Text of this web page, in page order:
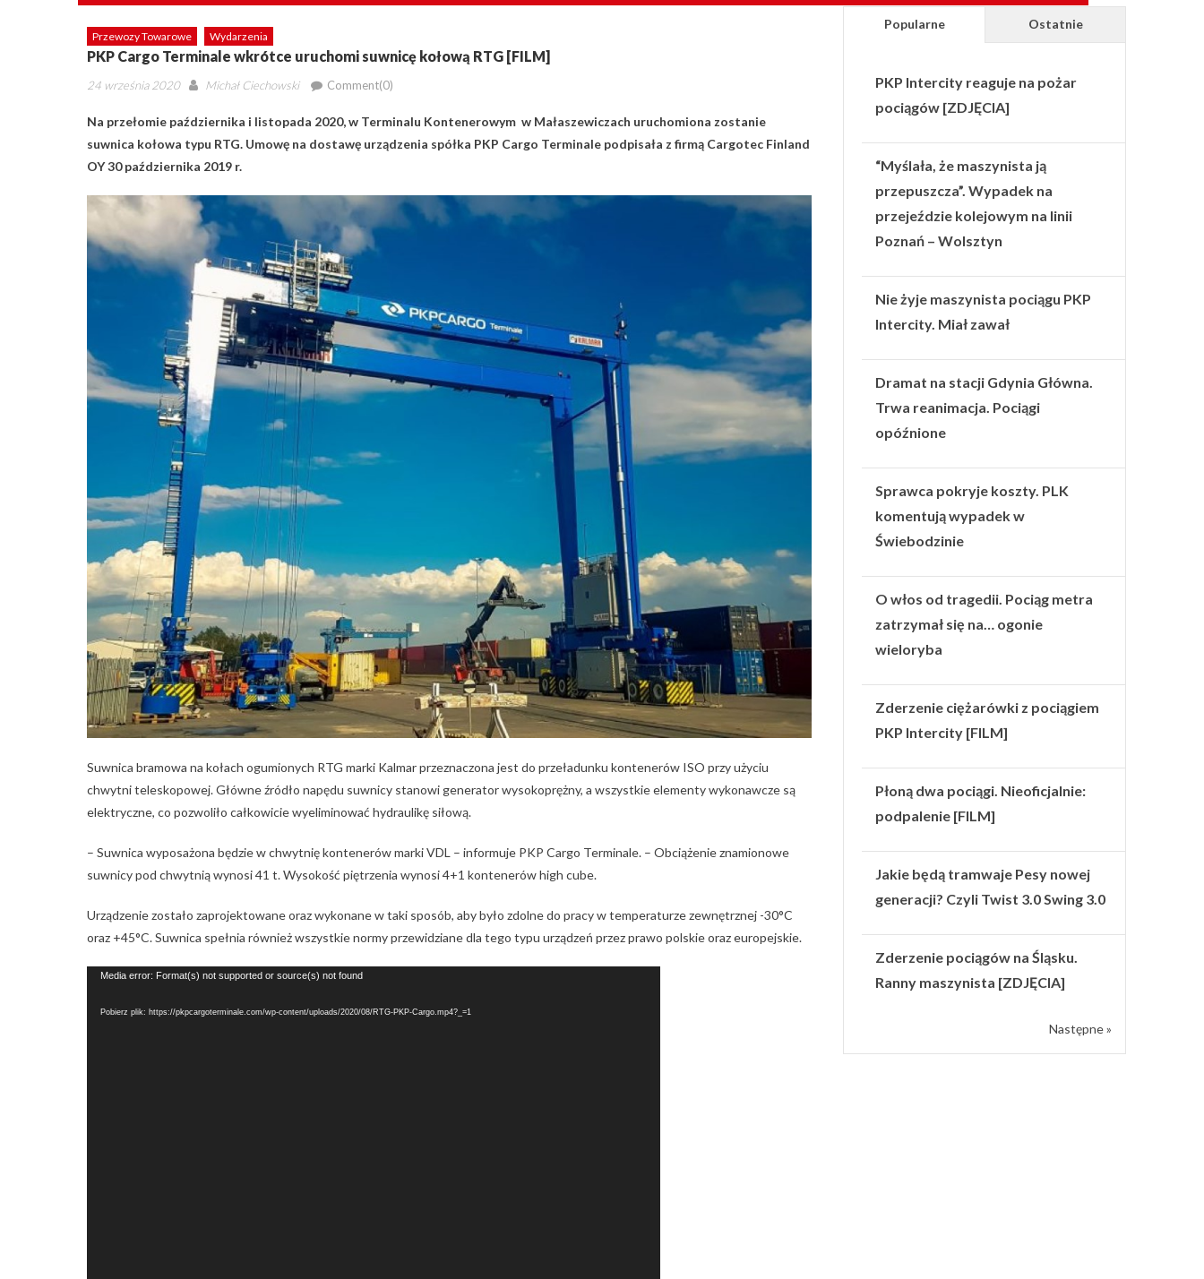
Przewozy Towarowe Wydarzenia
PKP Cargo Terminale wkrótce uruchomi suwnicę kołową RTG [FILM]
Posted
24 września 2020 Author
Michał Ciechowski Comment(0)
Na przełomie października i listopada 2020, w Terminalu Kontenerowym w Małaszewiczach uruchomiona zostanie
suwnica kołowa typu RTG. Umowę na dostawę urządzenia spółka PKP Cargo Terminale podpisała z firmą Cargotec Finland
OY 30 października 2019 r.
Suwnica bramowa na kołach ogumionych RTG marki Kalmar przeznaczona jest do przeładunku kontenerów ISO przy użyciu
chwytni teleskopowej. Główne źródło napędu suwnicy stanowi generator wysokoprężny, a wszystkie elementy wykonawcze są
elektryczne, co pozwoliło całkowicie wyeliminować hydraulikę siłową.
– Suwnica wyposażona będzie w chwytnię kontenerów marki VDL – informuje PKP Cargo Terminale. – Obciążenie znamionowe
suwnicy pod chwytnią wynosi 41 t. Wysokość piętrzenia wynosi 4+1 kontenerów high cube.
Urządzenie zostało zaprojektowane oraz wykonane w taki sposób, aby było zdolne do pracy w temperaturze zewnętrznej -30°C
oraz +45°C. Suwnica spełnia również wszystkie normy przewidziane dla tego typu urządzeń przez prawo polskie oraz europejskie.
Odtwarzacz
Media error: Format(s) not supported or source(s) not found
Pobierz plik: https://pkpcargoterminale.com/wp-content/uploads/2020/08/RTG-PKP-Cargo.mp4?_=1
Popularne Ostatnie
PKP Intercity reaguje na pożar
pociągów [ZDJĘCIA]
“Myślała, że maszynista ją
przepuszcza”. Wypadek na
przejeździe kolejowym na linii
Poznań – Wolsztyn
Nie żyje maszynista pociągu PKP
Intercity. Miał zawał
Dramat na stacji Gdynia Główna.
Trwa reanimacja. Pociągi
opóźnione
Sprawca pokryje koszty. PLK
komentują wypadek w
Świebodzinie
O włos od tragedii. Pociąg metra
zatrzymał się na… ogonie
wieloryba
Zderzenie ciężarówki z pociągiem
PKP Intercity [FILM]
Płoną dwa pociągi. Nieoficjalnie:
podpalenie [FILM]
Jakie będą tramwaje Pesy nowej
generacji? Czyli Twist 3.0 Swing 3.0
Zderzenie pociągów na Śląsku.
Ranny maszynista [ZDJĘCIA]
Następne »